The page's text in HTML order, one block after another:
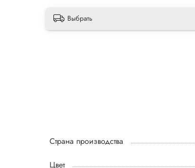
Выбрать
Страна производства
Цвет